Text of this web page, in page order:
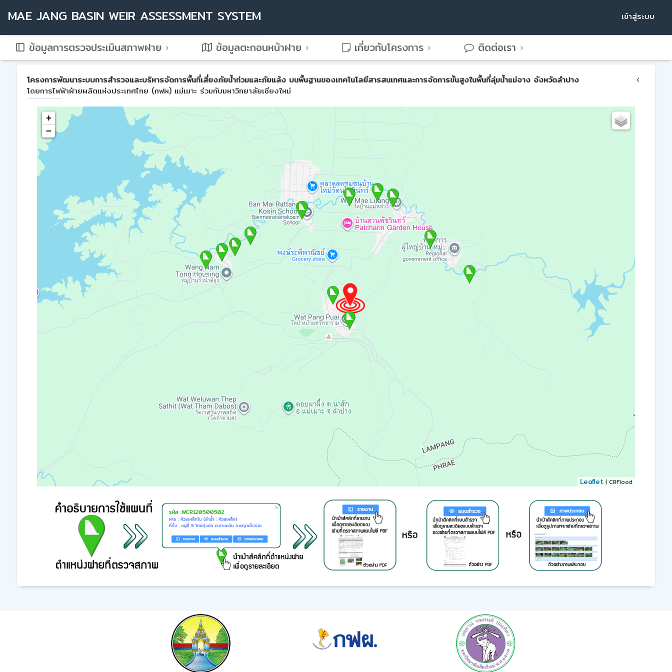
MAE JANG BASIN WEIR ASSESSMENT SYSTEM เข้าสู่ระบบ
ข้อมูลการตรวจประเมินสภาพฝาย ข้อมูลตะกอนหน้าฝาย เกี่ยวกับโครงการ ติดต่อเรา
โครงการพัฒนาระบบการสำรวจและบริหารจัดการพื้นที่เสี่ยงภัยน้ำท่วมและภัยแล้ง บนพื้นฐานของเทคโนโลยีสารสนเทศและการจัดการขั้นสูงในพื้นที่ลุ่มน้ำแม่จาง จังหวัดลำปาง
โดยการไฟฟ้าฝ่ายผลิตแห่งประเทศไทย (กฟผ) แม่เมาะ ร่วมกับมหาวิทยาลัยเชียงใหม่
+
−
Leaflet | CRFlood